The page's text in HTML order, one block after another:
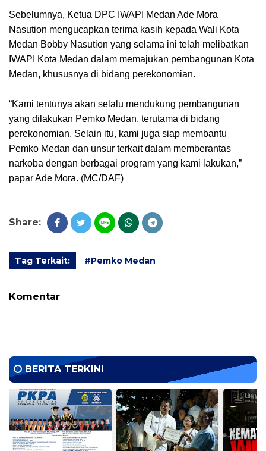
Sebelumnya, Ketua DPC IWAPI Medan Ade Mora
Nasution mengucapkan terima kasih kepada Wali Kota
Medan Bobby Nasution yang selama ini telah melibatkan
IWAPI Kota Medan dalam memajukan pembangunan Kota
Medan, khususnya di bidang perekonomian.
“Kami tentunya akan selalu mendukung pembangunan
yang dilakukan Pemko Medan, terutama di bidang
perekonomian. Selain itu, kami juga siap membantu
Pemko Medan dan unsur terkait dalam memberantas
narkoba dengan berbagai program yang kami lakukan,”
papar Ade Mora. (MC/DAF)
Share:
Tag Terkait: #Pemko Medan
Komentar
BERITA TERKINI